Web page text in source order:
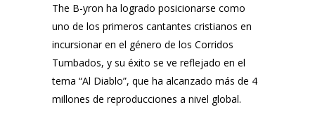
The B-yron ha logrado posicionarse como
uno de los primeros cantantes cristianos en
incursionar en el género de los Corridos
Tumbados, y su éxito se ve reflejado en el
tema “Al Diablo”, que ha alcanzado más de 4
millones de reproducciones a nivel global.